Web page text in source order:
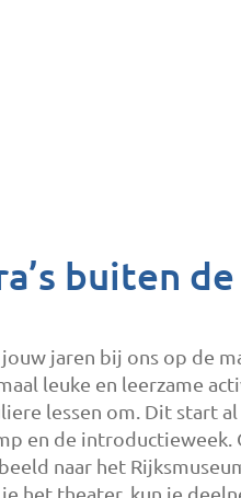
buiten
jaren bij ons op de
leuke en leerzame
lessen om. Dit start
en de introductieweek.
naar het
het theater, kun je